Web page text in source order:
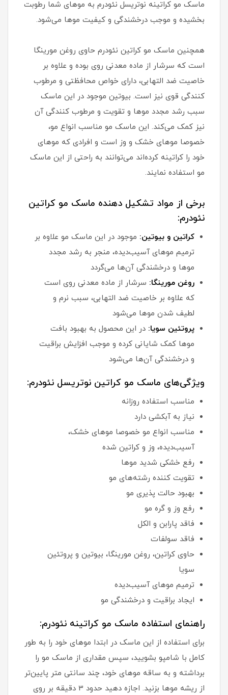
ماسک مو کراتینه نوتریسل نئودرم به موهای شما رطوبت
بخشیده و موجب درخشندگی و کیفیت موها می‌شود.
همچنین ماسک مو کراتین نئودرم حاوی روغن مورینگا
است که سرشار از ماده معدنی روی بوده و علاوه بر
خاصیت ضد التهابی، دارای خواص محافظتی و مرطوب
کنندگی قوی نیز است. بیوتین موجود در این ماسک
سبب رشد مجدد موها و تقویت و مرطوب کنندگی آن
نیز کمک می‌کند. این ماسک مو مناسب انواع مو،
خصوصا موهای خشک و وز است و افرادی که موهای
خود را کراتینه کرده‌اند می‌توانند به راحتی از این ماسک
مو استفاده نمایند.
برخی از مواد تشکیل دهنده ماسک مو کراتین
نئودرم:
کراتین و بیوتین: موجود در این ماسک مو علاوه بر
ترمیم موهای آسیب‌دیده، منجر به رشد مجدد
موها و درخشندگی آن‌ها می‌گردد
روغن مورینگا: سرشار از ماده معدنی روی است
که علاوه بر خاصیت ضد التهابی، سبب نرم و
لطیف شدن موها می‌شود
پروتئین سویا: در این محصول به بهبود بافت
موها کمک شایانی کرده و موجب افزایش براقیت
و درخشندگی آن‌ها می‌شود
ویژگی‌های ماسک مو کراتین نوتریسل نئودرم:
مناسب استفاده روزانه
نیاز به آبکشی دارد
مناسب انواع مو خصوصا موهای خشک،
آسیب‌دیده، وز و کراتین شده
رفع خشکی شدید موها
تقویت کننده رشته‌های مو
بهبود حالت پذیری مو
رفع وز و گره مو
فاقد پارابن و الکل
فاقد سولفات
حاوی کراتین، روغن مورینگا، بیوتین و پروتئین
سویا
ترمیم موهای آسیب‌دیده
ایجاد براقیت و درخشندگی مو
راهنمای استفاده ماسک مو کراتینه نئودرم:
برای استفاده از این ماسک در ابتدا موهای خود را به طور
کامل با شامپو بشویید، سپس مقداری از ماسک مو را
برداشته و به ساقه موهای خود، چند سانتی متر پایین‌تر
از ریشه موها بزنید. اجازه دهید حدود 3 دقیقه بر روی